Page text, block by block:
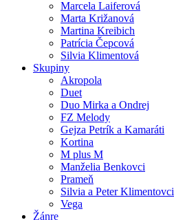
Marcela Laiferová
Marta Križanová
Martina Kreibich
Patrícia Čepcová
Silvia Klimentová
Skupiny
Akropola
Duet
Duo Mirka a Ondrej
FZ Melody
Gejza Petrík a Kamaráti
Kortina
M plus M
Manželia Benkovci
Prameň
Silvia a Peter Klimentovci
Vega
Žánre